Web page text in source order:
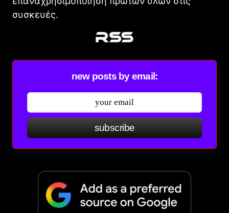
συσκευές.
new posts by email:
subscribe